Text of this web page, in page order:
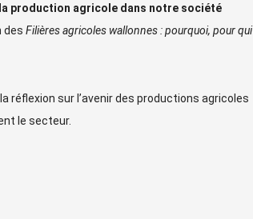
production agricole dans notre société
des Filières agricoles wallonnes : pourquoi, pour qui
réflexion sur l’avenir des productions agricoles
le secteur.